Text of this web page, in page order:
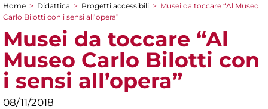
Tu sei qui
Home > Didattica > Progetti accessibili > Musei da toccare “Al Museo
Carlo Bilotti con i sensi all’opera”
Musei da toccare “Al
Museo Carlo Bilotti con
i sensi all’opera”
08/11/2018